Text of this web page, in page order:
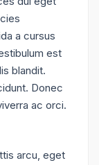
a cursus
est
blandit.
Donec
ac orci.
arcu, eget